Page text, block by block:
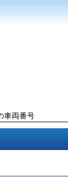
車両番号